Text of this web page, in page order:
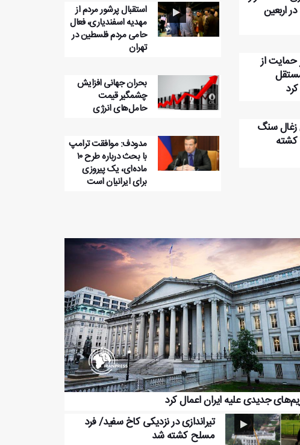
در اربعین
حمایت از
زغال سنگ
استقبال پرشور مردم از
مهدیه اسفندیاری، فعال
حامی مردم فلسطین در
تهران
بحران جهانی افزایش
چشمگیر قیمت
حامل‌های انرژی
مدودف: موافقت ترامپ
با بحث درباره طرح ۱۰
ماده‌ای، یک پیروزی
برای ایرانیان است
جدیدی علیه ایران اعمال کرد
تیراندازی در نزدیکی کاخ سفید/ فرد
مسلح کشته شد